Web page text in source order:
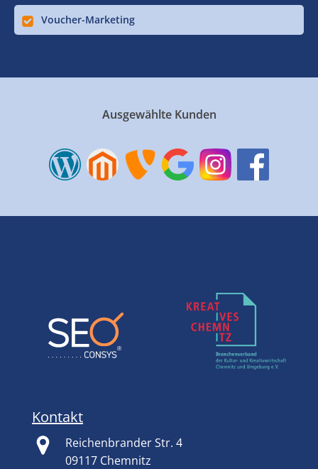
Voucher-Marketing
Ausgewählte Kunden
Kontakt
Reichenbrander Str. 4
09117 Chemnitz